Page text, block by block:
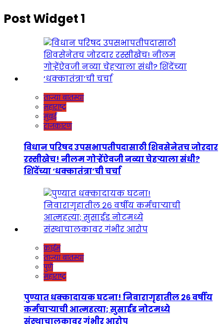
Post Widget 1
ताज्या बातम्या
महाराष्ट्र
मुंबई
राजकारण
विधान परिषद उपसभापतीपदासाठी शिवसेनेतच जोरदार
रस्सीखेच! नीलम गोऱ्हेंऐवजी नव्या चेहऱ्याला संधी?
शिंदेंच्या ‘धक्कातंत्रा’ची चर्चा
क्राईम
ताज्या बातम्या
पुणे
महाराष्ट्र
पुण्यात धक्कादायक घटना! निवारागृहातील २६ वर्षीय
कर्मचाऱ्याची आत्महत्या; सुसाईड नोटमध्ये
संस्थाचालकावर गंभीर आरोप